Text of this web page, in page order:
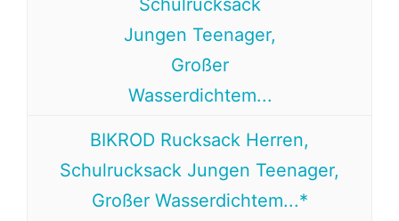
BIKROD Rucksack Herren,
Schulrucksack Jungen Teenager,
Großer Wasserdichtem...*